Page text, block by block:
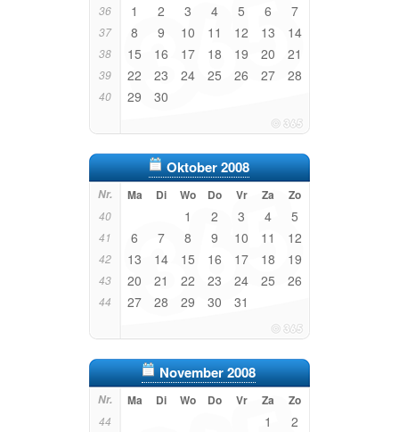
36 1 2 3 4 5 6 7
37 8 9 10 11 12 13 14
38 15 16 17 18 19 20 21
39 22 23 24 25 26 27 28
40 29 30
Oktober 2008
Nr. Ma Di Wo Do Vr Za Zo
40 1 2 3 4 5
41 6 7 8 9 10 11 12
42 13 14 15 16 17 18 19
43 20 21 22 23 24 25 26
44 27 28 29 30 31
November 2008
Nr. Ma Di Wo Do Vr Za Zo
44 1 2